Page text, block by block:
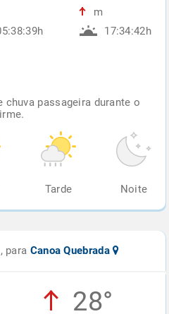
m
17:34:42h
passageira durante o
Tarde Noite
para Canoa Quebrada
28°